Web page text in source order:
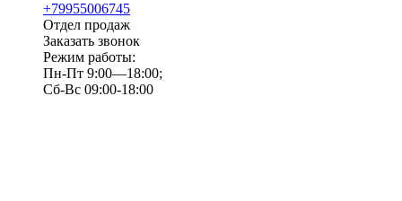
+79955006745
Отдел продаж
Заказать звонок
Режим работы:
Пн-Пт 9:00—18:00;
Сб-Вс 09:00-18:00